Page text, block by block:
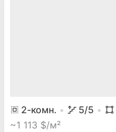
2-комн. 5/5
~1 113 $/м²